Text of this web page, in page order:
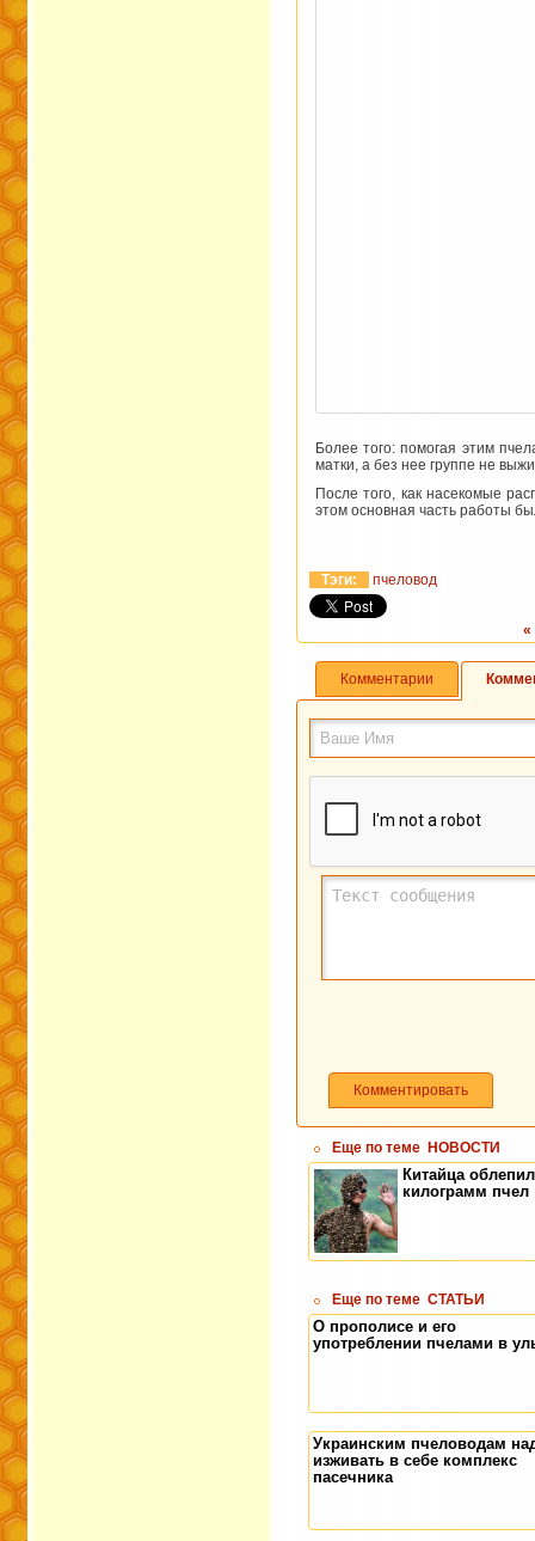
Более того: помогая этим
матки, а без нее группе не
После того, как насекомые
этом основная часть работы
Тэги: пчеловод
«
Комментарии
Комментировать
Еще по теме НОВОСТИ
Китайца
килограмм пчел
Еще по теме СТАТЬИ
О прополисе и его
употреблении пчелами в
Украинским пчеловодам
изживать в себе комплекс
пасечника